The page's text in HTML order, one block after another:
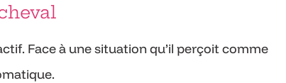
Face à une situation qu’il perçoit comme